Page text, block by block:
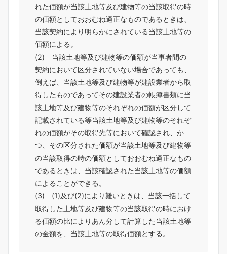
れた価額が当該土地等及び建物等の当該取得の時
の価額としておおむね適正なものであるときは、
当該契約により明らかにされている当該土地等の
価額による。
(2) 当該土地等及び建物等の価額が当事者間の
契約において区分されていない場合であっても、
例えば、当該土地等及び建物等が建設業者から取
得したものであってその建設業者の帳簿書類に当
該土地等及び建物等のそれぞれの価額が区分して
記載されている等当該土地等及び建物等のそれぞ
れの価額がその取得先等において確認され、か
つ、その区分された価額が当該土地等及び建物等
の当該取得の時の価額としておおむね適正なもの
であるときは、当該確認された当該土地等の価額
によることができる。
(3) (1)及び(2)により難いときは、当該一括して
取得した土地等及び建物等の当該取得の時におけ
る価額の比によりあん分して計算した当該土地等
の金額を、当該土地等の取得価額とする。